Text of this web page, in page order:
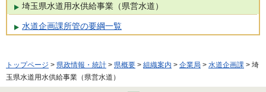
埼玉県水道用水供給事業（県営水道）
水道企画課所管の要綱一覧
トップページ > 県政情報・統計 > 県概要 > 組織案内 > 企業局 > 水道企画課 > 埼
玉県水道用水供給事業（県営水道）